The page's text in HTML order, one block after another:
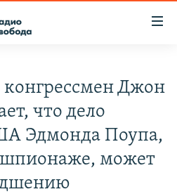
Джон
что дело
Эдмонда Поупа,
шпионаже, может